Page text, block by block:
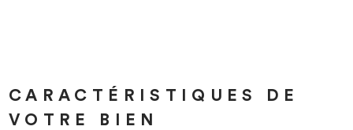
CARACTÉRISTIQUES DE
VOTRE BIEN